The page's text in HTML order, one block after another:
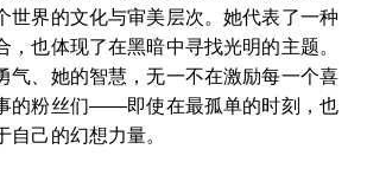
世界的文化与审美层次。她代表了一种
，也体现了在黑暗中寻找光明的主题。
气、她的智慧，无一不在激励每一个喜
的粉丝们——即使在最孤单的时刻，也
自己的幻想力量。